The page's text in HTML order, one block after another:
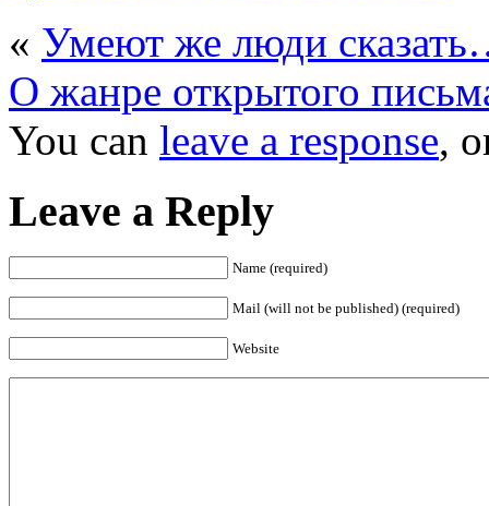
« Умеют же люди
О жанре открытого
You can leave a response,
Leave a Reply
Name (required)
Mail (will not be published) (required)
Website